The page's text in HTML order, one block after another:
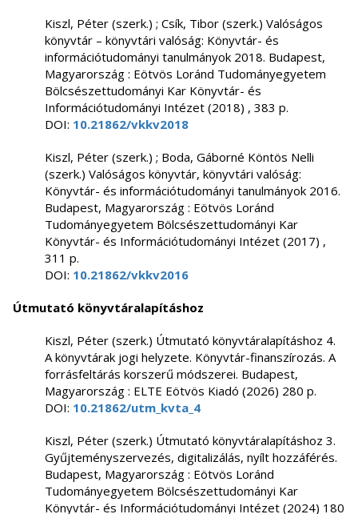
Kiszl, Péter (szerk.) ; Csík, Tibor (szerk.) Valóságos
könyvtár – könyvtári valóság: Könyvtár- és
információtudományi tanulmányok 2018. Budapest,
Magyarország : Eötvös Loránd Tudományegyetem
Bölcsészettudományi Kar Könyvtár- és
Információtudományi Intézet (2018) , 383 p.
DOI: 10.21862/vkkv2018
Kiszl, Péter (szerk.) ; Boda, Gáborné Köntös Nelli
(szerk.) Valóságos könyvtár, könyvtári valóság:
Könyvtár- és információtudományi tanulmányok 2016.
Budapest, Magyarország : Eötvös Loránd
Tudományegyetem Bölcsészettudományi Kar
Könyvtár- és Információtudományi Intézet (2017) ,
311 p.
DOI: 10.21862/vkkv2016
Útmutató könyvtáralapításhoz
Kiszl, Péter (szerk.) Útmutató könyvtáralapításhoz 4.
A könyvtárak jogi helyzete. Könyvtár-finanszírozás. A
forrásfeltárás korszerű módszerei. Budapest,
Magyarország : ELTE Eötvös Kiadó (2026) 280 p.
DOI: 10.21862/utm_kvta_4
Kiszl, Péter (szerk.) Útmutató könyvtáralapításhoz 3.
Gyűjteményszervezés, digitalizálás, nyílt hozzáférés.
Budapest, Magyarország : Eötvös Loránd
Tudományegyetem Bölcsészettudományi Kar
Könyvtár- és Információtudományi Intézet (2024) 180